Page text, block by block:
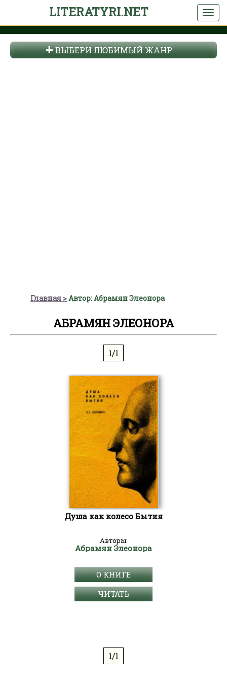
LITERATYRI.NET
ВЫБЕРИ ЛЮБИМЫЙ ЖАНР
Главная Автор: Абрамян Элеонора
АБРАМЯН ЭЛЕОНОРА
1/1
Душа как колесо Бытия
Авторы:
Абрамян Элеонора
О КНИГЕ
ЧИТАТЬ
1/1